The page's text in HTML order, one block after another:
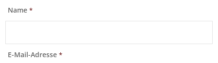
Name*
E-Mail-Adresse*